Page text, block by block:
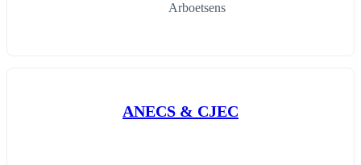
Arboetsens
ANECS & CJEC